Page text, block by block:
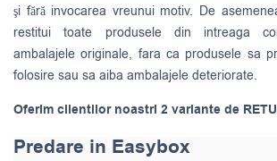
şi fără invocarea vreunui motiv. De
restitui toate produsele din intreaga
ambalajele originale, fara ca produsele sa
folosire sau sa aiba ambalajele deteriorate.
Oferim clientilor noastri 2 variante de
Predare in Easybox